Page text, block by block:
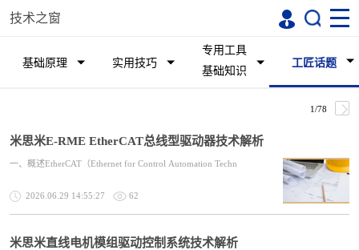
技术之窗
基础原理 实用技巧
专用工具
基础知识
工匠话题
1/78
米思米E-RME EtherCAT总线型驱动器技术解析
一、概述EtherCAT（Ethernet for Control Automation Techn
2026.06.29 14:55:27 62
米思米直线电机模组驱动控制系统技术解析